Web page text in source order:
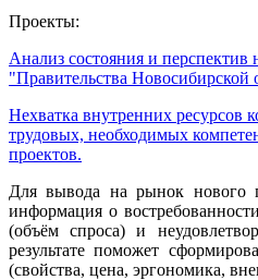
Проекты:
Анализ состояния и
"Правительства Новосибирской
Нехватка внутренних ресурсов
трудовых, необходимых
проектов.
Для вывода на рынок нового
информация о
(объём спроса) и
результате поможет
(свойства, цена, эргономика,